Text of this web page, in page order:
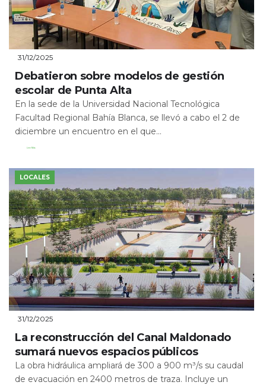
31/12/2025
Debatieron sobre modelos de gestión
escolar de Punta Alta
En la sede de la Universidad Nacional Tecnológica
Facultad Regional Bahía Blanca, se llevó a cabo el 2 de
diciembre un encuentro en el que...
Leer Más
LOCALES
31/12/2025
La reconstrucción del Canal Maldonado
sumará nuevos espacios públicos
La obra hidráulica ampliará de 300 a 900 m³/s su caudal
de evacuación en 2400 metros de traza. Incluye un